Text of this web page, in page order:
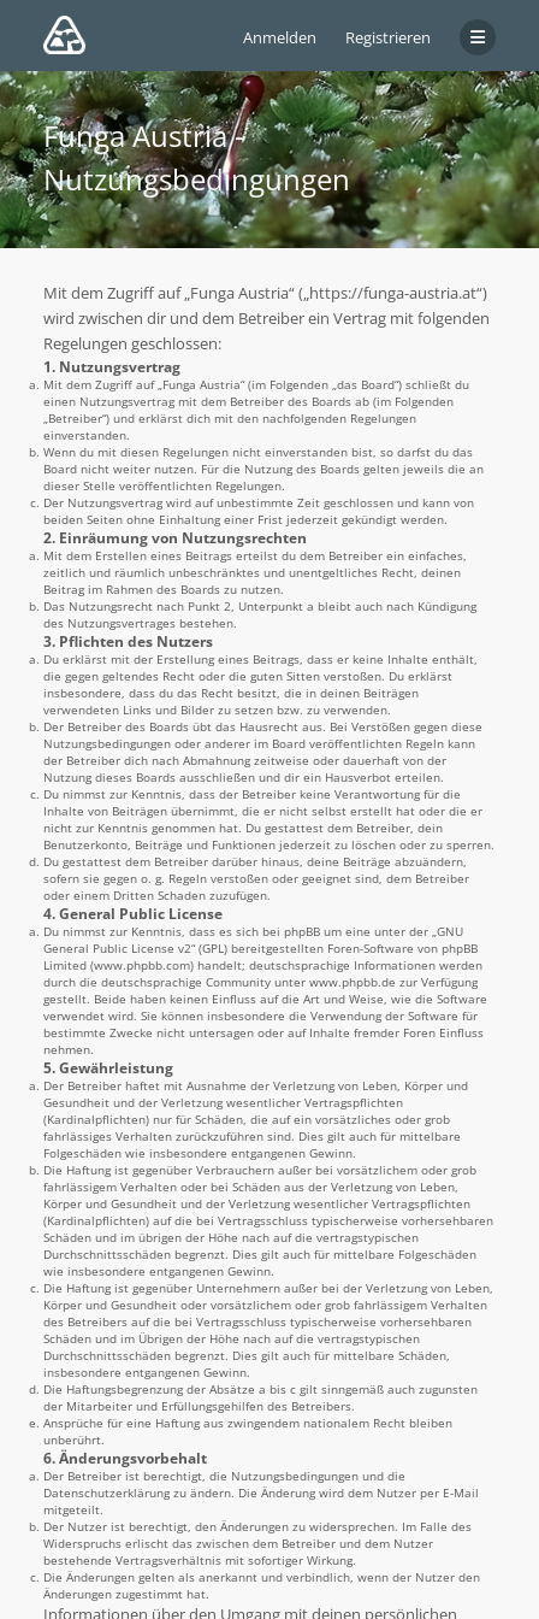
Anmelden Registrieren
Funga Austria -
Nutzungsbedingungen
Mit dem Zugriff auf „Funga Austria“ („https://funga-austria.at“)
wird zwischen dir und dem Betreiber ein Vertrag mit folgenden
Regelungen geschlossen:
1. Nutzungsvertrag
Mit dem Zugriff auf „Funga Austria“ (im Folgenden „das Board“) schließt du
einen Nutzungsvertrag mit dem Betreiber des Boards ab (im Folgenden
„Betreiber“) und erklärst dich mit den nachfolgenden Regelungen
einverstanden.
Wenn du mit diesen Regelungen nicht einverstanden bist, so darfst du das
Board nicht weiter nutzen. Für die Nutzung des Boards gelten jeweils die an
dieser Stelle veröffentlichten Regelungen.
Der Nutzungsvertrag wird auf unbestimmte Zeit geschlossen und kann von
beiden Seiten ohne Einhaltung einer Frist jederzeit gekündigt werden.
2. Einräumung von Nutzungsrechten
Mit dem Erstellen eines Beitrags erteilst du dem Betreiber ein einfaches,
zeitlich und räumlich unbeschränktes und unentgeltliches Recht, deinen
Beitrag im Rahmen des Boards zu nutzen.
Das Nutzungsrecht nach Punkt 2, Unterpunkt a bleibt auch nach Kündigung
des Nutzungsvertrages bestehen.
3. Pflichten des Nutzers
Du erklärst mit der Erstellung eines Beitrags, dass er keine Inhalte enthält,
die gegen geltendes Recht oder die guten Sitten verstoßen. Du erklärst
insbesondere, dass du das Recht besitzt, die in deinen Beiträgen
verwendeten Links und Bilder zu setzen bzw. zu verwenden.
Der Betreiber des Boards übt das Hausrecht aus. Bei Verstößen gegen diese
Nutzungsbedingungen oder anderer im Board veröffentlichten Regeln kann
der Betreiber dich nach Abmahnung zeitweise oder dauerhaft von der
Nutzung dieses Boards ausschließen und dir ein Hausverbot erteilen.
Du nimmst zur Kenntnis, dass der Betreiber keine Verantwortung für die
Inhalte von Beiträgen übernimmt, die er nicht selbst erstellt hat oder die er
nicht zur Kenntnis genommen hat. Du gestattest dem Betreiber, dein
Benutzerkonto, Beiträge und Funktionen jederzeit zu löschen oder zu sperren.
Du gestattest dem Betreiber darüber hinaus, deine Beiträge abzuändern,
sofern sie gegen o. g. Regeln verstoßen oder geeignet sind, dem Betreiber
oder einem Dritten Schaden zuzufügen.
4. General Public License
Du nimmst zur Kenntnis, dass es sich bei phpBB um eine unter der „GNU
General Public License v2“ (GPL) bereitgestellten Foren-Software von phpBB
Limited (www.phpbb.com) handelt; deutschsprachige Informationen werden
durch die deutschsprachige Community unter www.phpbb.de zur Verfügung
gestellt. Beide haben keinen Einfluss auf die Art und Weise, wie die Software
verwendet wird. Sie können insbesondere die Verwendung der Software für
bestimmte Zwecke nicht untersagen oder auf Inhalte fremder Foren Einfluss
nehmen.
5. Gewährleistung
Der Betreiber haftet mit Ausnahme der Verletzung von Leben, Körper und
Gesundheit und der Verletzung wesentlicher Vertragspflichten
(Kardinalpflichten) nur für Schäden, die auf ein vorsätzliches oder grob
fahrlässiges Verhalten zurückzuführen sind. Dies gilt auch für mittelbare
Folgeschäden wie insbesondere entgangenen Gewinn.
Die Haftung ist gegenüber Verbrauchern außer bei vorsätzlichem oder grob
fahrlässigem Verhalten oder bei Schäden aus der Verletzung von Leben,
Körper und Gesundheit und der Verletzung wesentlicher Vertragspflichten
(Kardinalpflichten) auf die bei Vertragsschluss typischerweise vorhersehbaren
Schäden und im übrigen der Höhe nach auf die vertragstypischen
Durchschnittsschäden begrenzt. Dies gilt auch für mittelbare Folgeschäden
wie insbesondere entgangenen Gewinn.
Die Haftung ist gegenüber Unternehmern außer bei der Verletzung von Leben,
Körper und Gesundheit oder vorsätzlichem oder grob fahrlässigem Verhalten
des Betreibers auf die bei Vertragsschluss typischerweise vorhersehbaren
Schäden und im Übrigen der Höhe nach auf die vertragstypischen
Durchschnittsschäden begrenzt. Dies gilt auch für mittelbare Schäden,
insbesondere entgangenen Gewinn.
Die Haftungsbegrenzung der Absätze a bis c gilt sinngemäß auch zugunsten
der Mitarbeiter und Erfüllungsgehilfen des Betreibers.
Ansprüche für eine Haftung aus zwingendem nationalem Recht bleiben
unberührt.
6. Änderungsvorbehalt
Der Betreiber ist berechtigt, die Nutzungsbedingungen und die
Datenschutzerklärung zu ändern. Die Änderung wird dem Nutzer per E-Mail
mitgeteilt.
Der Nutzer ist berechtigt, den Änderungen zu widersprechen. Im Falle des
Widerspruchs erlischt das zwischen dem Betreiber und dem Nutzer
bestehende Vertragsverhältnis mit sofortiger Wirkung.
Die Änderungen gelten als anerkannt und verbindlich, wenn der Nutzer den
Änderungen zugestimmt hat.
Informationen über den Umgang mit deinen persönlichen